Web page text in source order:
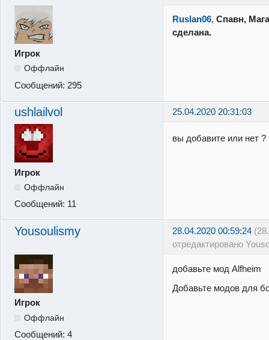
Игрок
Оффлайн
Сообщений: 295
Ruslan06, Cпавн,
сделана.
ushlailvol 25.04.2020 20:31:03
Игрок
Оффлайн
Сообщений: 11
вы добавите или нет
Yousoulismy 28.04.2020 00:59:24
отредактировано
Игрок
Оффлайн
Сообщений: 4
добавьте мод Alfheim
Добавьте модов для